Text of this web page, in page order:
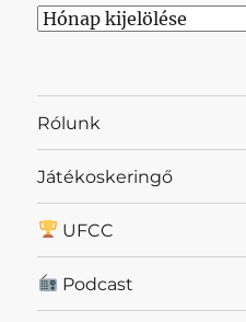
Archívum
Rólunk
Játékoskeringő
UFCC
Podcast